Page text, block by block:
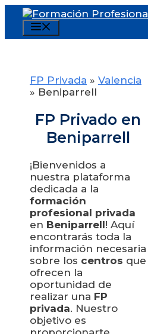
Saltar
contenido
FP Privada » Valencia
» Beniparrell
FP Privado en
Beniparrell
¡Bienvenidos a
nuestra plataforma
dedicada a la
formación
profesional privada
en Beniparrell! Aquí
encontrarás toda la
información necesaria
sobre los centros que
ofrecen la
oportunidad de
realizar una FP
privada. Nuestro
objetivo es